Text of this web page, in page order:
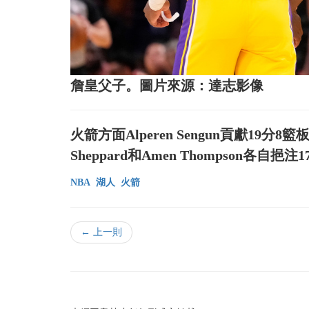
詹皇父子。圖片來源：達志影像
火箭方面Alperen Sengun貢獻19分8籃
Sheppard和Amen Thompson各自挹注
NBA 湖人 火箭
← 上一則